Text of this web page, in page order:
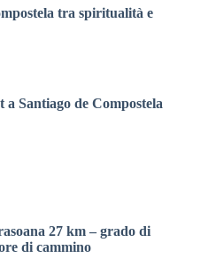
tra spiritualità e
Santiago de Compostela
27 km – grado di
di cammino